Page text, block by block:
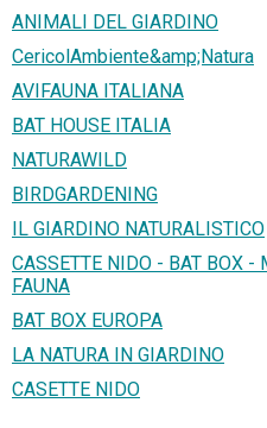
ANIMALI DEL GIARDINO
CericolAmbiente&amp;Natura
AVIFAUNA ITALIANA
BAT HOUSE ITALIA
NATURAWILD
BIRDGARDENING
IL GIARDINO NATURALISTICO
CASSETTE NIDO - BAT BOX -
FAUNA
BAT BOX EUROPA
LA NATURA IN GIARDINO
CASETTE NIDO